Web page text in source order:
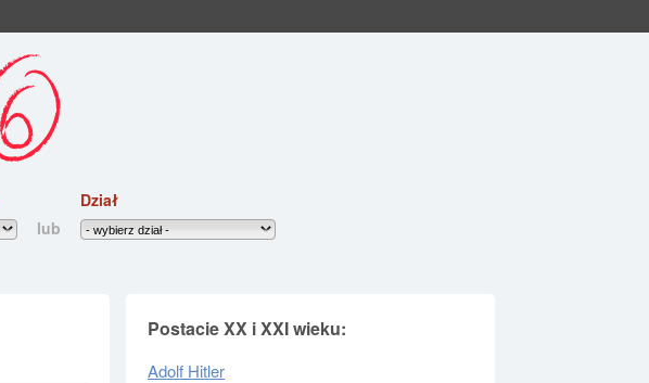
lub
Dział
Postacie XX i XXI wieku:
Adolf Hitler